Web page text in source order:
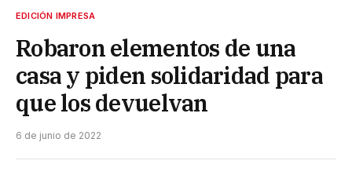
EDICIÓN IMPRESA
Robaron elementos de una
casa y piden solidaridad para
que los devuelvan
6 de junio de 2022